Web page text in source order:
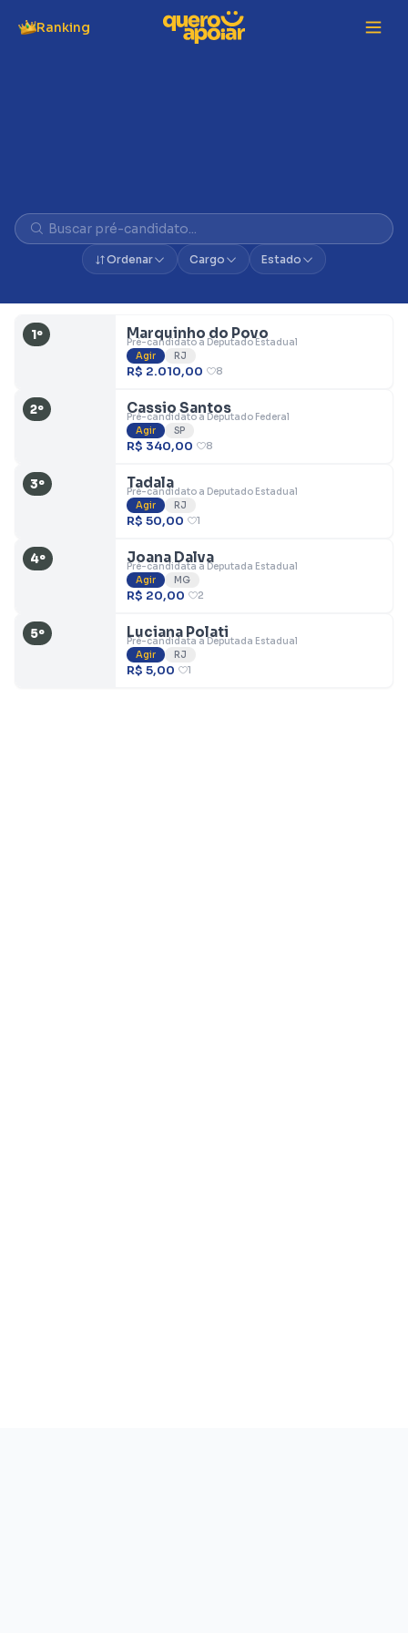
Ranking
Vaquinhas do Agir
Ordenar Cargo Estado
1º Marquinho do Povo
Pré-candidato a Deputado Estadual
Agir
RJ
R$ 2.010,00 8
2º Cassio Santos
Pré-candidato a Deputado Federal
Agir
SP
R$ 340,00 8
3º Tadala
Pré-candidato a Deputado Estadual
Agir
RJ
R$ 50,00 1
4º Joana Dalva
Pré-candidata a Deputada Estadual
Agir
MG
R$ 20,00 2
5º Luciana Polati
Pré-candidata a Deputada Estadual
Agir
RJ
R$ 5,00 1